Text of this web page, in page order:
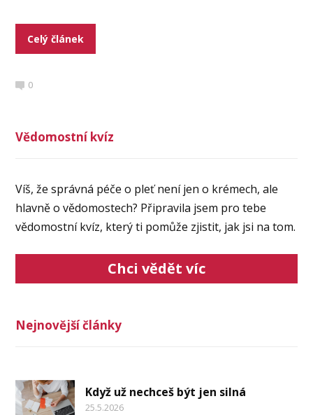
Celý článek
0
Vědomostní kvíz
Víš, že správná péče o pleť není jen o krémech, ale
hlavně o vědomostech? Připravila jsem pro tebe
vědomostní kvíz, který ti pomůže zjistit, jak jsi na tom.
Chci vědět víc
Nejnovější články
Když už nechceš být jen silná
25.5.2026